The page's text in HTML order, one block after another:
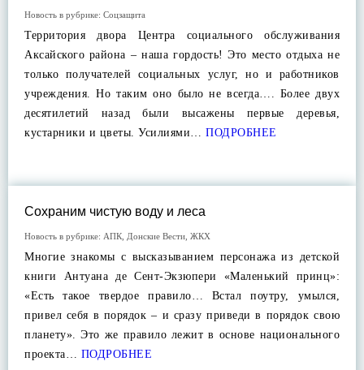
Новость в рубрике: Соцзащита
Территория двора Центра социального обслуживания
Аксайского района – наша гордость! Это место отдыха не
только получателей социальных услуг, но и работников
учреждения. Но таким оно было не всегда…. Более двух
десятилетий назад были высажены первые деревья,
кустарники и цветы. Усилиями… ПОДРОБНЕЕ
Сохраним чистую воду и леса
Новость в рубрике: АПК Донские Вести ЖКХ
Многие знакомы с высказыванием персонажа из детской
книги Антуана де Сент-Экзюпери «Маленький принц»:
«Есть такое твердое правило… Встал поутру, умылся,
привел себя в порядок – и сразу приведи в порядок свою
планету». Это же правило лежит в основе национального
проекта… ПОДРОБНЕЕ